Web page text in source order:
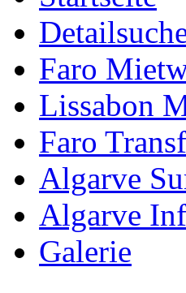
Faro
Lissabon
Faro
Algarve
Algarve
Galerie